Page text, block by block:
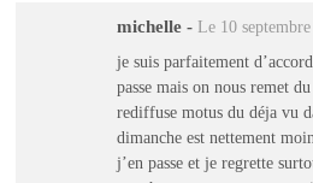
michelle - Le 10
je suis parfaitement
passe mais on nous remet
rediffuse motus du déja vu
dimanche est nettement
j’en passe et je regrette